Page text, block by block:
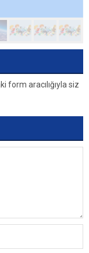
form aracılığıyla siz